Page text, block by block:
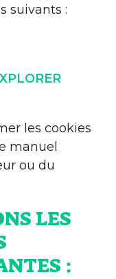
suivants :
les cookies
manuel
ou du
LES
: